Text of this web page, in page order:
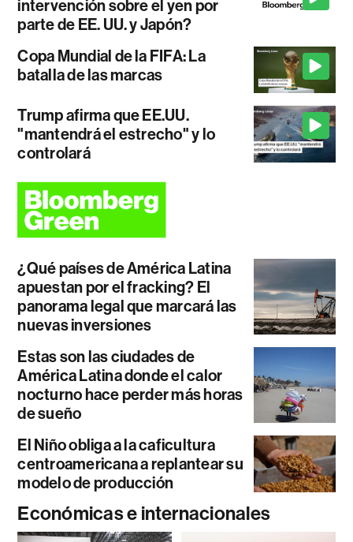
intervención sobre el yen por
parte de EE. UU. y Japón?
Copa Mundial de la FIFA: La
batalla de las marcas
Trump afirma que EE.UU.
"mantendrá el estrecho" y lo
controlará
¿Qué países de América Latina
apuestan por el fracking? El
panorama legal que marcará las
nuevas inversiones
Estas son las ciudades de
América Latina donde el calor
nocturno hace perder más horas
de sueño
El Niño obliga a la caficultura
centroamericana a replantear su
modelo de producción
Económicas e internacionales